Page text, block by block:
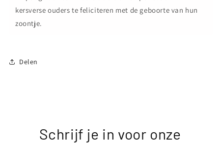
kersverse ouders te feliciteren met de geboorte van hun
zoontje.
Delen
Schrijf je in voor onze